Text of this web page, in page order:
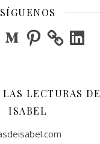
SÍGUENOS
MediumPinterest LinkedIn
LAS LECTURAS DE
ISABEL